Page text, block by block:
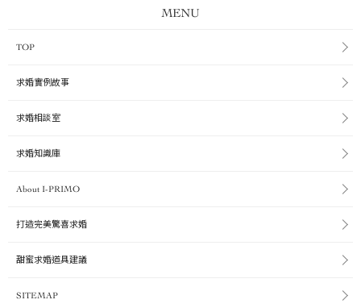
MENU
TOP
求婚實例故事
求婚相談室
求婚知識庫
About I-PRIMO
打造完美驚喜求婚
甜蜜求婚道具建議
SITEMAP